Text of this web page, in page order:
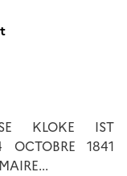
KLOKE IST
1841